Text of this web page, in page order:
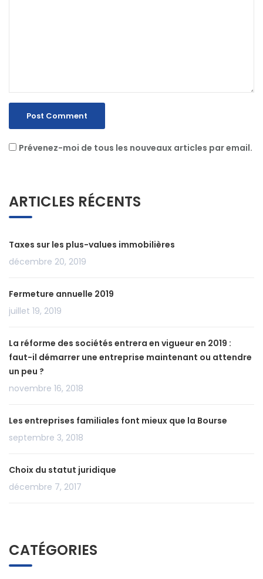
Prévenez-moi de tous les nouveaux articles par email.
ARTICLES RÉCENTS
Taxes sur les plus-values immobilières
décembre 20, 2019
Fermeture annuelle 2019
juillet 19, 2019
La réforme des sociétés entrera en vigueur en 2019 :
faut-il démarrer une entreprise maintenant ou attendre
un peu ?
novembre 16, 2018
Les entreprises familiales font mieux que la Bourse
septembre 3, 2018
Choix du statut juridique
décembre 7, 2017
CATÉGORIES